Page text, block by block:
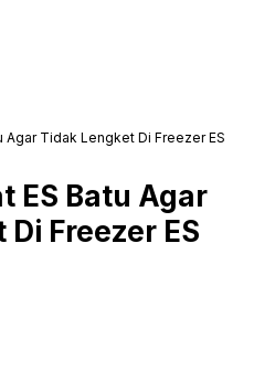
Agar Tidak Lengket Di Freezer ES
ES Batu Agar
Freezer ES